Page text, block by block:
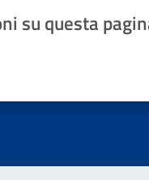
su questa